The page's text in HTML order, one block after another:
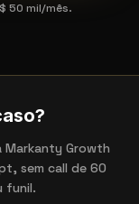
50 mil/mês.
Markanty Growth
sem call de 60
funil.